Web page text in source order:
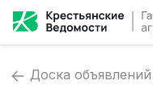
Доска объявлений